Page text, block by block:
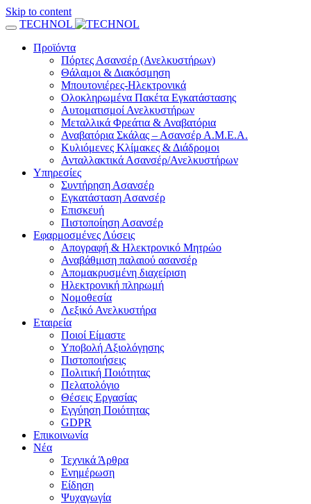
Skip to content
TECHNOL
Προϊόντα
Πόρτες Ασανσέρ (Ανελκυστήρων)
Θάλαμοι & Διακόσμηση
Μπουτονιέρες-Ηλεκτρονικά
Ολοκληρωμένα Πακέτα Εγκατάστασης
Αυτοματισμοί Ανελκυστήρων
Μεταλλικά Φρεάτια & Αναβατόρια
Αναβατόρια Σκάλας – Ασανσέρ Α.Μ.Ε.Α.
Κυλιόμενες Κλίμακες & Διάδρομοι
Ανταλλακτικά Ασανσέρ/Ανελκυστήρων
Υπηρεσίες
Συντήρηση Ασανσέρ
Εγκατάσταση Ασανσέρ
Επισκευή
Πιστοποίηση Ασανσέρ
Εφαρμοσμένες Λύσεις
Απογραφή & Ηλεκτρονικό Μητρώο
Αναβάθμιση παλαιού ασανσέρ
Απομακρυσμένη διαχείριση
Ηλεκτρονική πληρωμή
Νομοθεσία
Λεξικό Ανελκυστήρα
Εταιρεία
Ποιοί Είμαστε
Υποβολή Αξιολόγησης
Πιστοποιήσεις
Πολιτική Ποιότητας
Πελατολόγιο
Θέσεις Εργασίας
Εγγύηση Ποιότητας
GDPR
Επικοινωνία
Νέα
Τεχνικά Άρθρα
Ενημέρωση
Είδηση
Ψυχαγωγία